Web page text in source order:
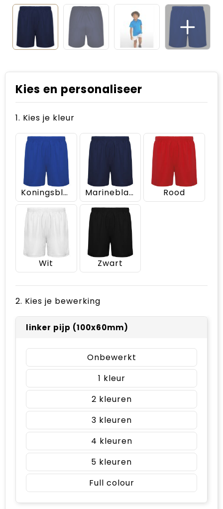
Kies en personaliseer
1. Kies je kleur
Koningsblauw Marineblauw Rood
Wit Zwart
2. Kies je bewerking
linker pijp (100x60mm)
Onbewerkt
1
2
3
4
5
Full colour